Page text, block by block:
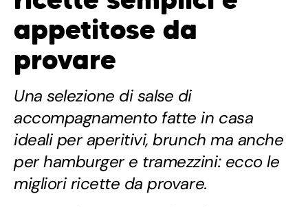
appetitose da
provare
Una selezione di salse di
accompagnamento fatte in casa
ideali per aperitivi, brunch ma anche
per hamburger e tramezzini: ecco le
migliori ricette da provare.